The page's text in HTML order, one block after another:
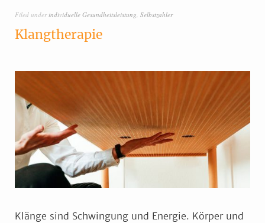
Filed underindividuelle Gesundheitsleistung, Selbstzahler
Klangtherapie
Klänge sind Schwingung und Energie. Körper und